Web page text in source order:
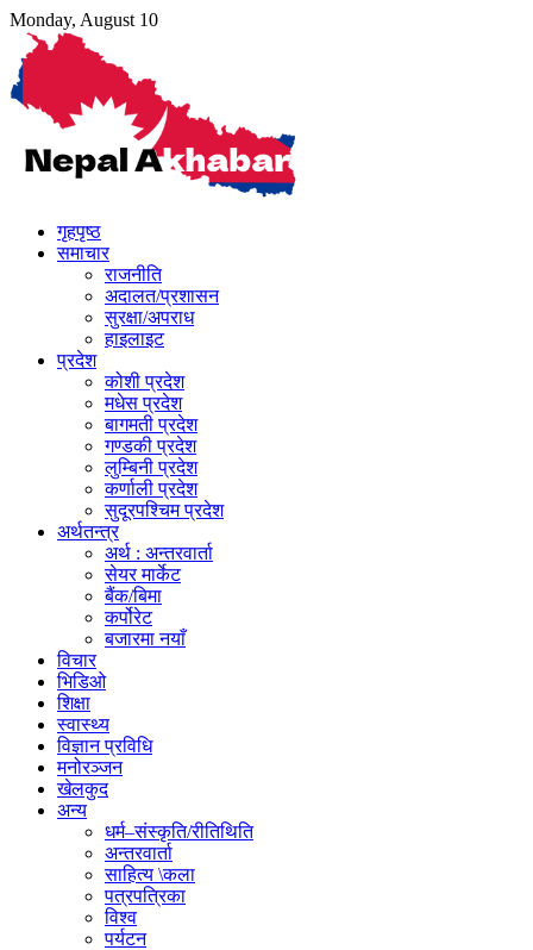
Skip
content
Monday, August 10
गृहपृष्ठ
समाचार
राजनीति
अदालत/प्रशासन
सुरक्षा/अपराध
हाइलाइट
प्रदेश
कोशी प्रदेश
मधेस प्रदेश
बागमती प्रदेश
गण्डकी प्रदेश
लुम्बिनी प्रदेश
कर्णाली प्रदेश
सुदूरपश्चिम प्रदेश
अर्थतन्त्र
अर्थ : अन्तरवार्ता
सेयर मार्केट
बैंक/बिमा
कर्पोरेट
बजारमा नयाँ
विचार
भिडिओ
शिक्षा
स्वास्थ्य
विज्ञान प्रविधि
मनोरञ्जन
खेलकुद
अन्य
धर्म–संस्कृति/रीतिथिति
अन्तरवार्ता
साहित्य \कला
पत्रपत्रिका
विश्व
पर्यटन